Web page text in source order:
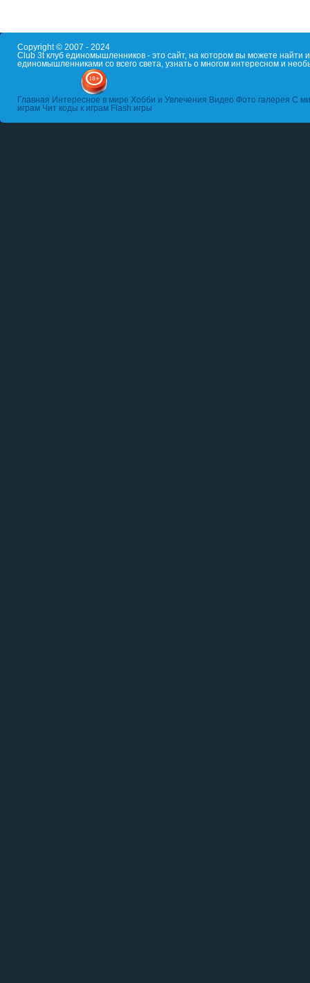
Copyright © 2007 - 2024
Club 3t клуб единомышленников - это сайт, на котором вы можете
единомышленниками со всего света, узнать о многом интересном и
Главная Интересное в мире Хобби и Увлечения Видео Фото галерея С
играм Чит коды к играм Flash игры